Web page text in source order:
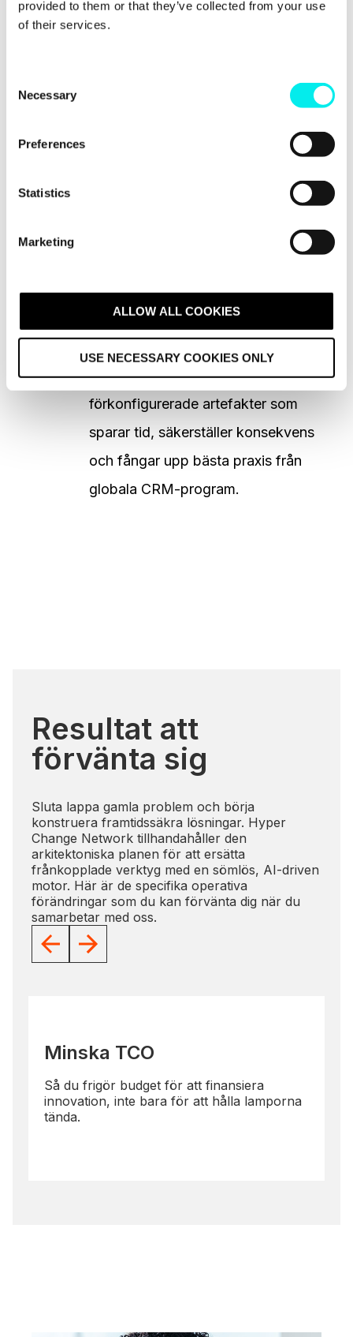
provided to them or that they’ve collected from your use
of their services.
Necessary
Preferences
Statistics
Marketing
ALLOW ALL COOKIES
USE NECESSARY COOKIES ONLY
2. PROCESS
leverans, där de rätta strategiska
3. MALLAR OCH
VERKTYG
En omfattande uppsättning
förkonfigurerade artefakter som
sparar tid, säkerställer konsekvens
och fångar upp bästa praxis från
globala CRM-program.
Resultat att
förvänta sig
Sluta lappa gamla problem och börja
konstruera framtidssäkra lösningar. Hyper
Change Network tillhandahåller den
arkitektoniska planen för att ersätta
frånkopplade verktyg med en sömlös, AI-driven
motor. Här är de specifika operativa
förändringar som du kan förvänta dig när du
samarbetar med oss.
Minska TCO
Så du frigör budget för att finansiera
innovation, inte bara för att hålla lamporna
tända.